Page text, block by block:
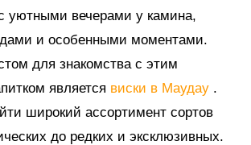
уютными вечерами у камина,
и особенными моментами.
для знакомства с этим
является виски в Маудау .
широкий ассортимент сортов
до редких и эксклюзивных.